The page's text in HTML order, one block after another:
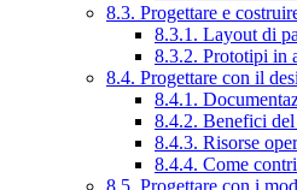
8.3. Progettare e
8.3.1. Layout di
8.3.2. Prototipi in
8.4. Progettare con il
8.4.1.
8.4.2. Benefici del
8.4.3. Risorse
8.4.4. Come
8.5. Progettare con i